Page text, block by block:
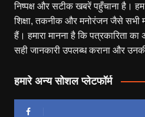
निष्पक्ष और सटीक खबरें पहुँचाना है।
शिक्षा, तकनीक और मनोरंजन जैसे सभी
हैं। हमारा मानना है कि पत्रकारिता
सही जानकारी उपलब्ध कराना और
हमारे अन्य सोशल प्लेटफॉर्म